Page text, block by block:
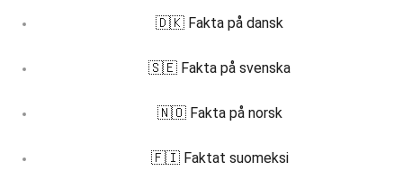
🇩🇰 Fakta på dansk
🇸🇪 Fakta på svenska
🇳🇴 Fakta på norsk
🇫🇮 Faktat suomeksi